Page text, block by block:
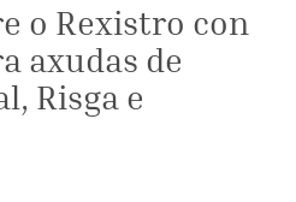
o Rexistro con
axudas de
Risga e